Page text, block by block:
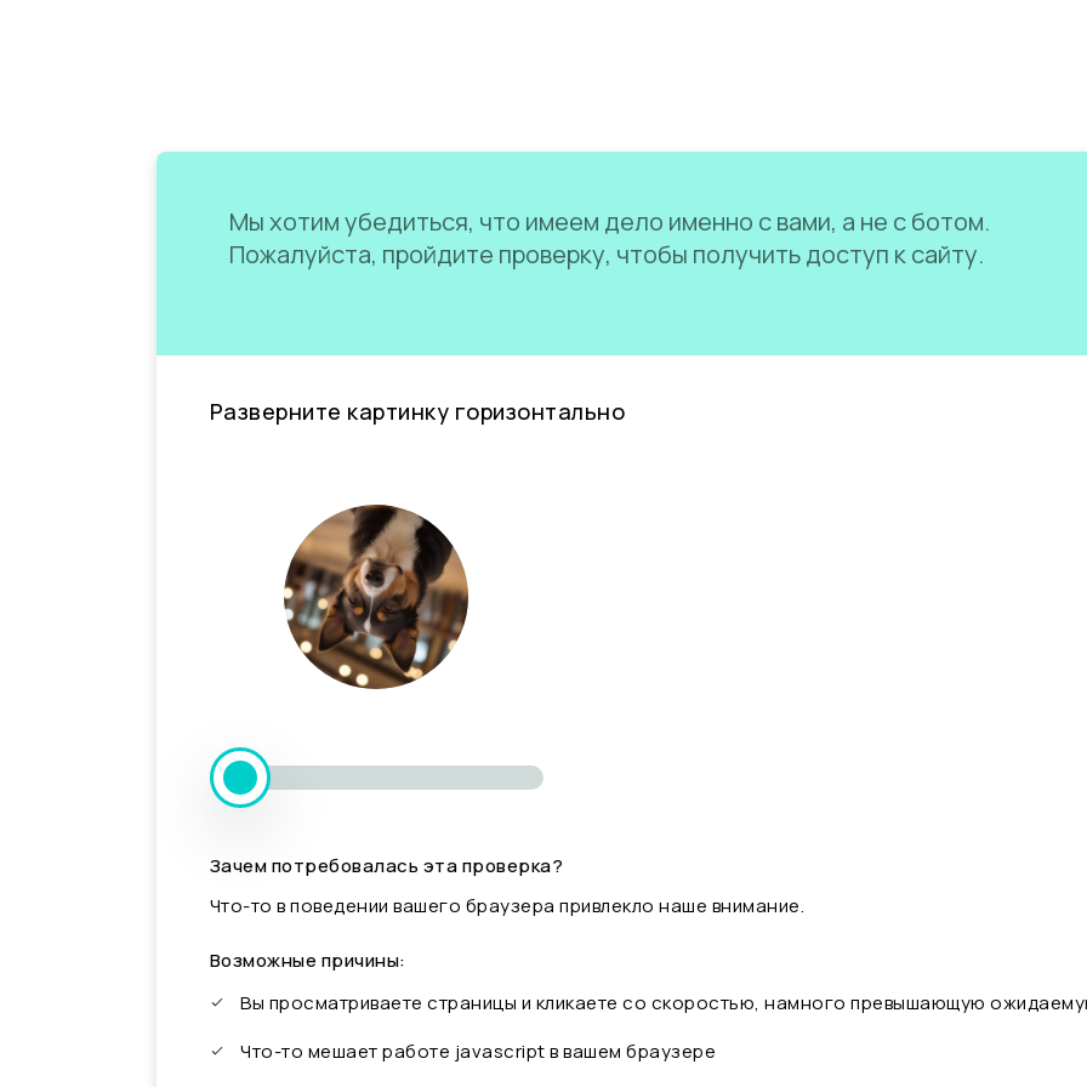
Мы хотим убедиться, что имеем дело именно с вами, а не с ботом.
Пожалуйста, пройдите проверку, чтобы получить доступ к сайту.
Разверните картинку горизонтально
Зачем потребовалась эта проверка?
Что-то в поведении вашего браузера привлекло наше внимание.
Возможные причины:
Вы просматриваете страницы и кликаете со скоростью, намного превышающую
Что-то мешает работе javascript в вашем браузере